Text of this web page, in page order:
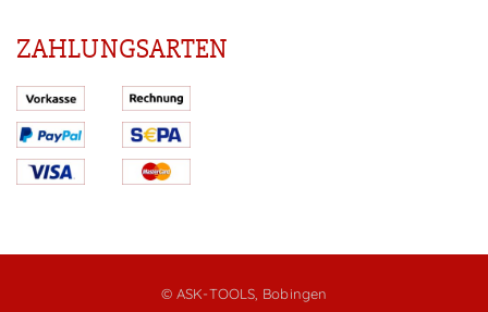
ZAHLUNGSARTEN
© ASK-TOOLS, Bobingen